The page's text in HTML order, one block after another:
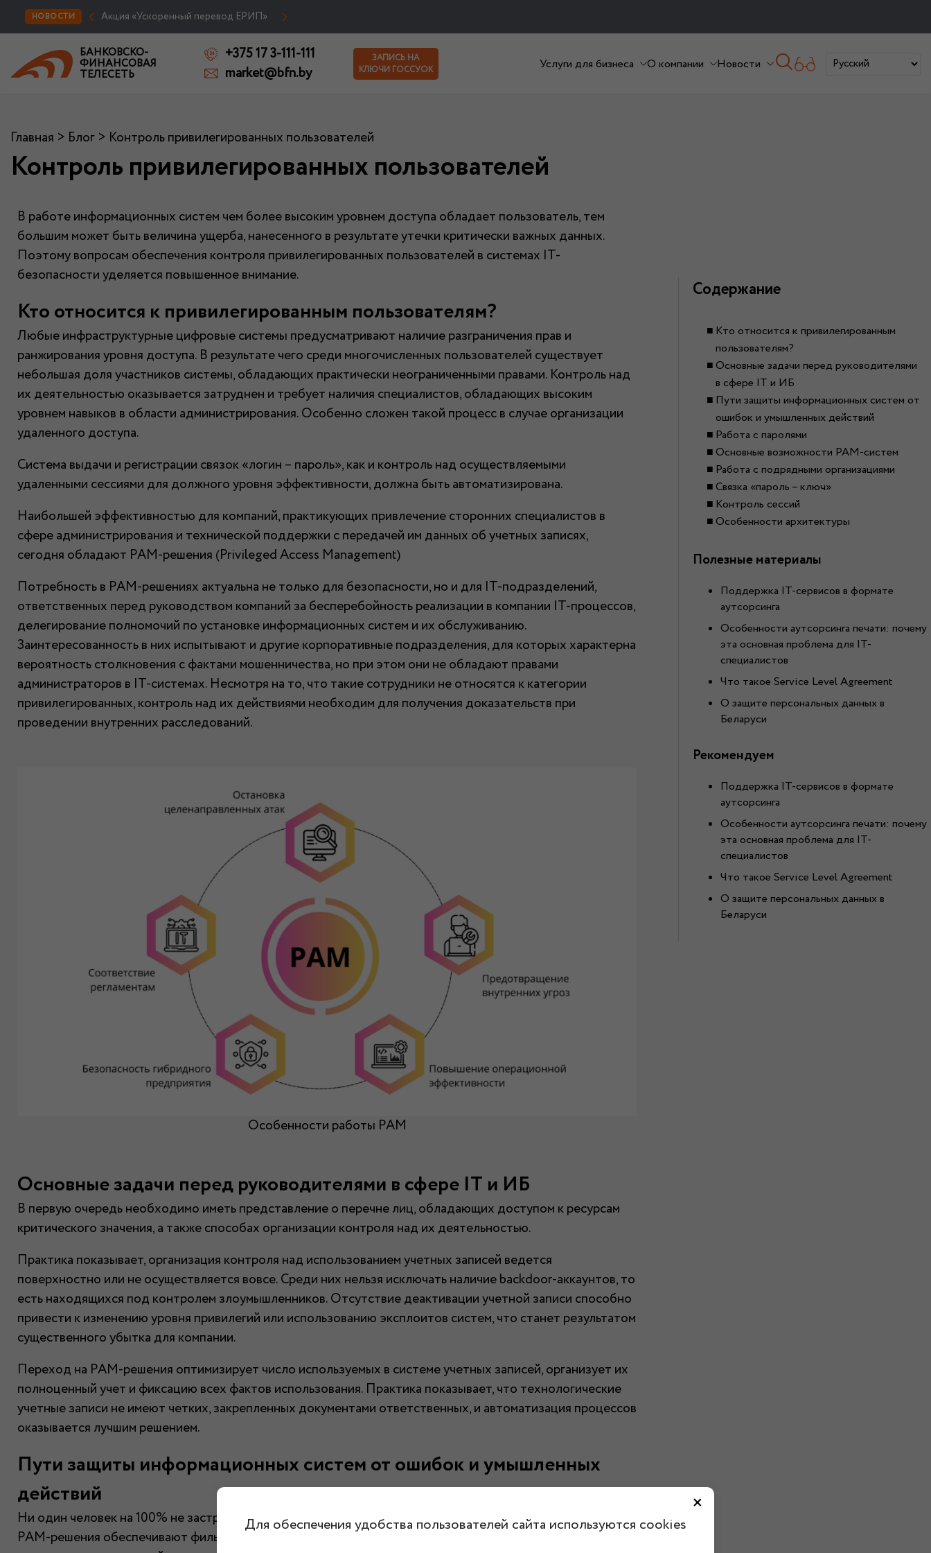
НОВОСТИ Акция «Ускоренный перевод ЕРИП»
БАНКОВСКО-
ФИНАНСОВАЯ
ТЕЛЕСЕТЬ
+375 17 3-111-111
market@bfn.by
ЗАПИСЬ НА
КЛЮЧИ ГОССУОК
Услуги для бизнеса О компании Новости
Главная > Блог > Контроль привилегированных пользователей
Контроль привилегированных пользователей
В работе информационных систем чем более высоким уровнем доступа обладает пользователь, тем
большим может быть величина ущерба, нанесенного в результате утечки критически важных данных.
Поэтому вопросам обеспечения контроля привилегированных пользователей в системах IT-
безопасности уделяется повышенное внимание.
Кто относится к привилегированным пользователям?
Любые инфраструктурные цифровые системы предусматривают наличие разграничения прав и
ранжирования уровня доступа. В результате чего среди многочисленных пользователей существует
небольшая доля участников системы, обладающих практически неограниченными правами. Контроль над
их деятельностью оказывается затруднен и требует наличия специалистов, обладающих высоким
уровнем навыков в области администрирования. Особенно сложен такой процесс в случае организации
удаленного доступа.
Система выдачи и регистрации связок «логин – пароль», как и контроль над осуществляемыми
удаленными сессиями для должного уровня эффективности, должна быть автоматизирована.
Наибольшей эффективностью для компаний, практикующих привлечение сторонних специалистов в
сфере администрирования и технической поддержки с передачей им данных об учетных записях,
сегодня обладают PAM-решения (Privileged Access Management)
Потребность в PAM-решениях актуальна не только для безопасности, но и для IT-подразделений,
ответственных перед руководством компаний за бесперебойность реализации в компании IT-процессов,
делегирование полномочий по установке информационных систем и их обслуживанию.
Заинтересованность в них испытывают и другие корпоративные подразделения, для которых характерна
вероятность столкновения с фактами мошенничества, но при этом они не обладают правами
администраторов в IT-системах. Несмотря на то, что такие сотрудники не относятся к категории
привилегированных, контроль над их действиями необходим для получения доказательств при
проведении внутренних расследований.
Особенности работы PAM
Основные задачи перед руководителями в сфере IT и ИБ
В первую очередь необходимо иметь представление о перечне лиц, обладающих доступом к ресурсам
критического значения, а также способах организации контроля над их деятельностью.
Практика показывает, организация контроля над использованием учетных записей ведется
поверхностно или не осуществляется вовсе. Среди них нельзя исключать наличие backdoor-аккаунтов, то
есть находящихся под контролем злоумышленников. Отсутствие деактивации учетной записи способно
привести к изменению уровня привилегий или использованию эксплоитов систем, что станет результатом
существенного убытка для компании.
Переход на PAM-решения оптимизирует число используемых в системе учетных записей, организует их
полноценный учет и фиксацию всех фактов использования. Практика показывает, что технологические
учетные записи не имеют четких, закрепленных документами ответственных, и автоматизация процессов
оказывается лучшим решением.
Пути защиты информационных систем от ошибок и умышленных
действий
Ни один человек на 100% не застрахован от ошибок. С целью свести к минимуму негативные последствия
PAM-решения обеспечивают фильтрацию действий с возможностями дополнительной тонкой настройки
Содержание
Кто относится к привилегированным
пользователям?
Основные задачи перед руководителями
в сфере IT и ИБ
Пути защиты информационных систем от
ошибок и умышленных действий
Работа с паролями
Основные возможности PAM-систем
Работа с подрядными организациями
Связка «пароль – ключ»
Контроль сессий
Особенности архитектуры
Полезные материалы
Поддержка IT-сервисов в формате
аутсорсинга
Особенности аутсорсинга печати: почему
эта основная проблема для IT-
специалистов
Что такое Service Level Agreement
О защите персональных данных в
Беларуси
Рекомендуем
Поддержка IT-сервисов в формате
аутсорсинга
Особенности аутсорсинга печати: почему
эта основная проблема для IT-
специалистов
Что такое Service Level Agreement
О защите персональных данных в
Беларуси
×
Для обеспечения удобства пользователей сайта используются cookies